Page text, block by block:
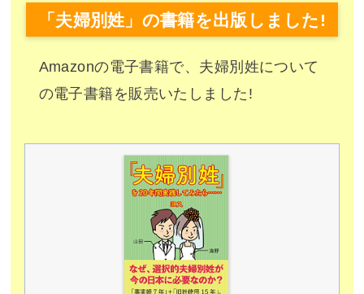
「夫婦別姓」の書籍を出版しました!
Amazonの電子書籍で、夫婦別姓について
の電子書籍を販売いたしました!